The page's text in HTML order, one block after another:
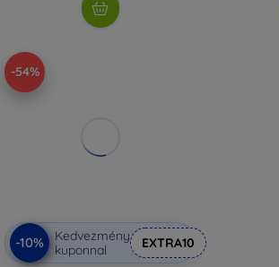
-54%
-10%
Kedvezmény
kuponnal
EXTRA10